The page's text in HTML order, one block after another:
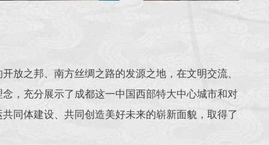
放之邦、南方丝绸之路的发源之地，在文明交流、
，充分展示了成都这一中国西部特大中心城市和对
同体建设、共同创造美好未来的崭新面貌，取得了